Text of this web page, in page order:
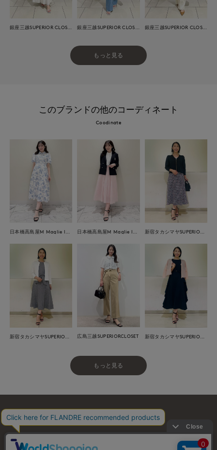
もっと見る
このブランドの他のコーディネート
Coodinate
広島三越SUPERIORCLOSET
もっと見る
お問い合わせ 利用規約 プライバシーポリシー